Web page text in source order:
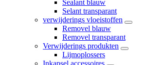
Sealant blauw
Selant transparant
verwijderings vloeistoffen
Removel blauw
Removel transparant
Verwijderings produkten
Lijmoplossers